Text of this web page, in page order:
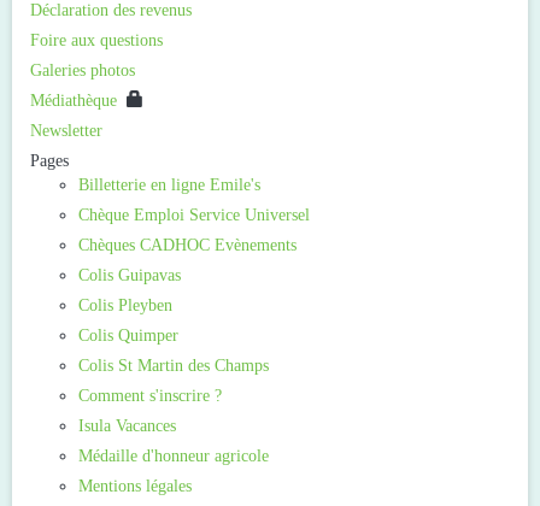
Déclaration des revenus
Foire aux questions
Galeries photos
Médiathèque
Newsletter
Pages
Billetterie en ligne Emile's
Chèque Emploi Service Universel
Chèques CADHOC Evènements
Colis Guipavas
Colis Pleyben
Colis Quimper
Colis St Martin des Champs
Comment s'inscrire ?
Isula Vacances
Médaille d'honneur agricole
Mentions légales